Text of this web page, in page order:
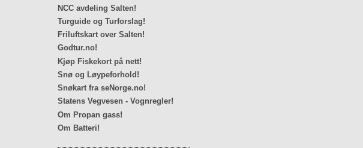
NCC avdeling Salten!
Turguide og Turforslag!
Friluftskart over Salten!
Godtur.no!
Kjøp Fiskekort på nett!
Snø og Løypeforhold!
Snøkart fra seNorge.no!
Statens Vegvesen - Vognregler!
Om Propan gass!
Om Batteri!